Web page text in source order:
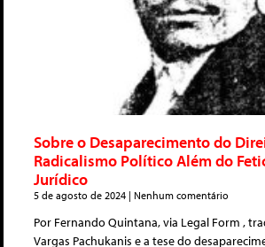
Sobre o Desaparecimento do
Radicalismo Político Além do
Jurídico
5 de agosto de 2024 Nenhum comentário
Por Fernando Quintana, via Legal Form ,
Vargas Pachukanis e a tese do